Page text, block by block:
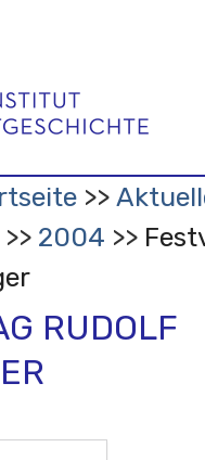
2004
RUDOLF